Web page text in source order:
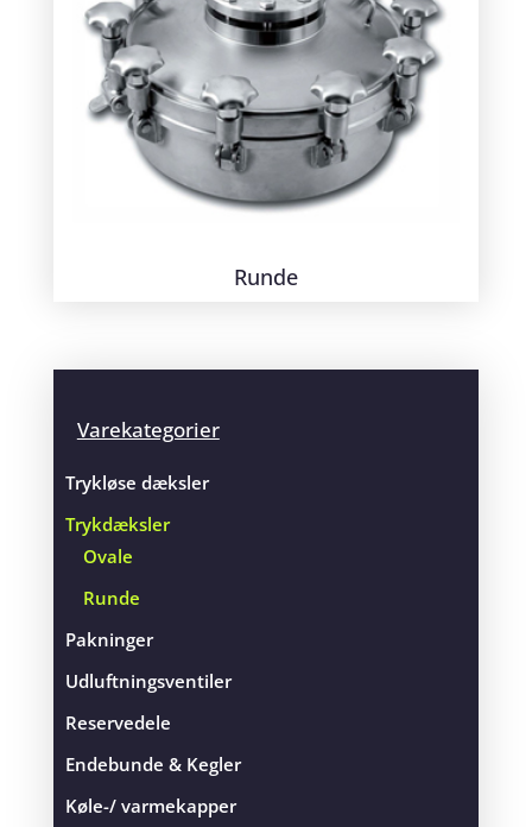
Runde
Varekategorier
Trykløse dæksler
Trykdæksler
Ovale
Runde
Pakninger
Udluftningsventiler
Reservedele
Endebunde & Kegler
Køle-/ varmekapper